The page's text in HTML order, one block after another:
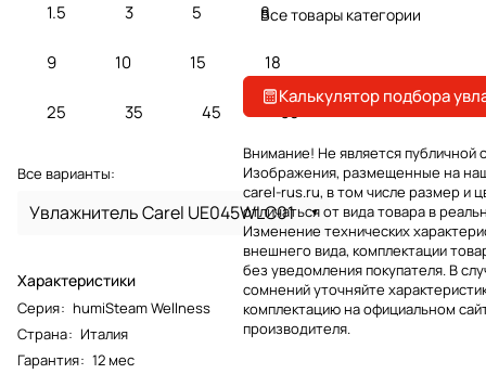
1.5 3 5 8
9 10 15 18
25 35 45 65
Все варианты:
Увлажнитель Carel UE045WLC01
Характеристики
Серия: humiSteam Wellness
Страна: Италия
Гарантия: 12 мес
Все товары категории
Калькулятор подбора
Внимание! Не является публичной
Изображения, размещенные на
carel-rus.ru, в том числе размер и
отличаться от вида товара в
Изменение технических
внешнего вида, комплектации
без уведомления покупателя. В
сомнений уточняйте
комплектацию на официальном
производителя.